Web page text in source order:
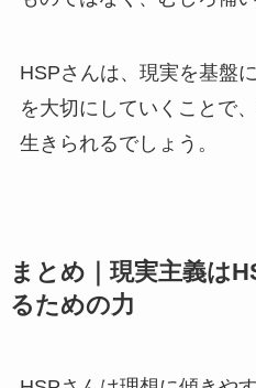
HSPさんは、現実を基盤
を大切にしていくことで
生きられるでしょう。
まとめ｜現実主義は
るための力